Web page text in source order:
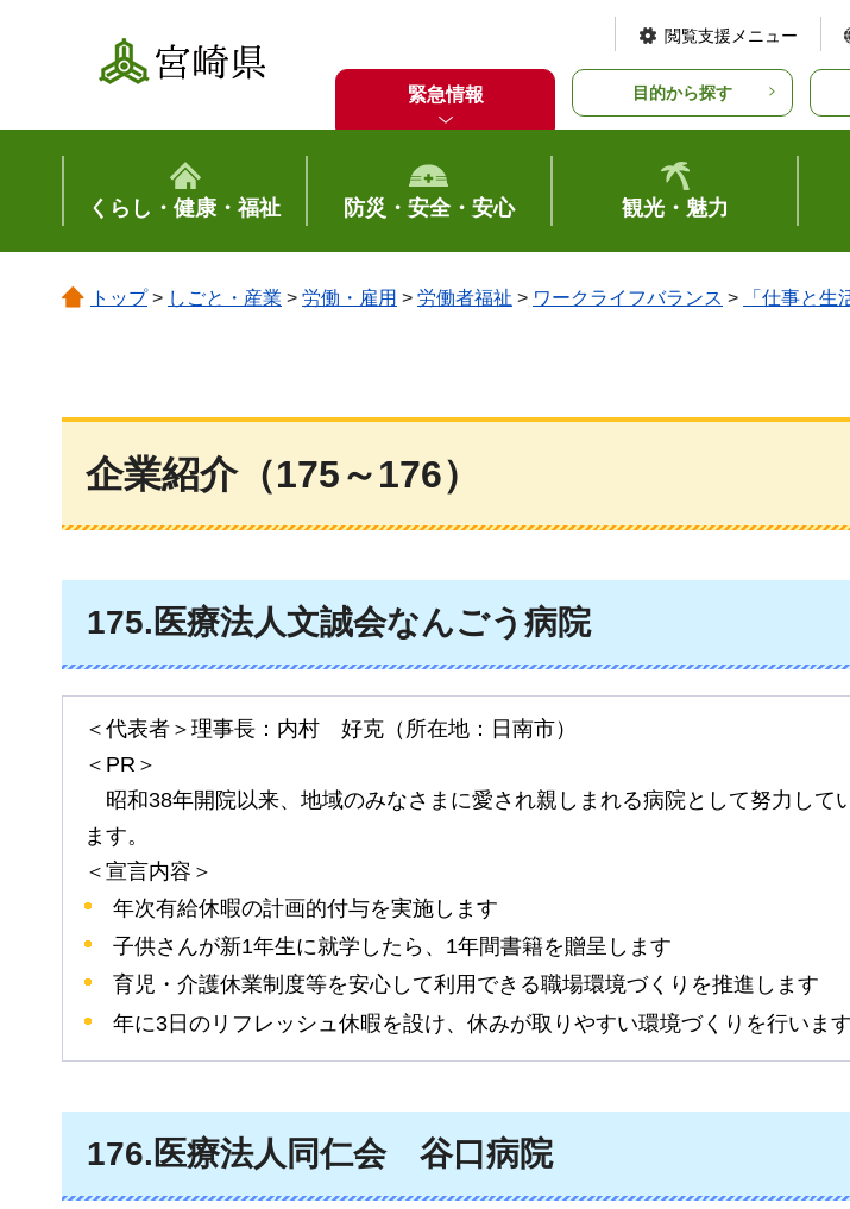
宮崎県
閲覧支援メニュー
緊急情報 目的から探す
くらし・健康・福祉 防災・安全・安心 観光・魅力
トップ> しごと・産業 > 労働・雇用 > 労働者福祉 > ワークライフバランス > 「仕事と
企業紹介（175～176）
175.医療法人文誠会なんごう病院
＜代表者＞理事長：内村 好克 （所在地：日南市）
＜PR＞
昭和38年開院以来、地域のみなさまに愛され親しまれる病院として努力して
ます。
＜宣言内容＞
年次有給休暇の計画的付与を実施します
子供さんが新1年生に就学したら、1年間書籍を贈呈します
育児・介護休業制度等を安心して利用できる職場環境づくりを推進します
年に3日のリフレッシュ休暇を設け、休みが取りやすい環境づくりを行います
176.医療法人同仁会 谷口病院